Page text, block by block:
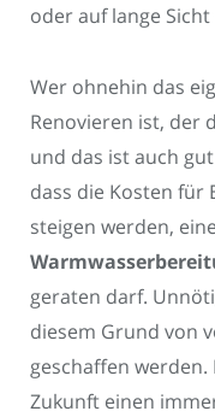
oder auf lange
Wer ohnehin das
Renovieren ist, der
und das ist auch
dass die Kosten für
steigen werden,
geraten darf.
diesem Grund von
geschaffen
Zukunft einen